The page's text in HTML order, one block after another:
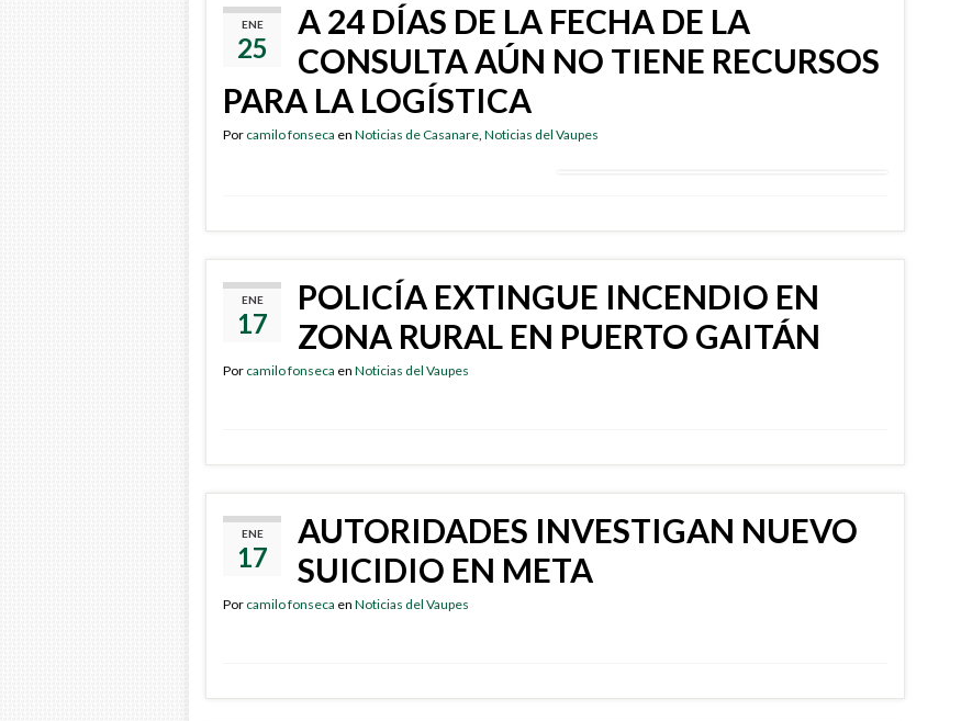
ENE
25
A 24 DÍAS DE LA FECHA DE LA
CONSULTA AÚN NO TIENE RECURSOS
PARA LA LOGÍSTICA
Por camilo fonseca en Noticias de Casanare, Noticias del Vaupes
ENE
17
POLICÍA EXTINGUE INCENDIO EN
ZONA RURAL EN PUERTO GAITÁN
Por camilo fonseca en Noticias del Vaupes
ENE
17
AUTORIDADES INVESTIGAN NUEVO
SUICIDIO EN META
Por camilo fonseca en Noticias del Vaupes